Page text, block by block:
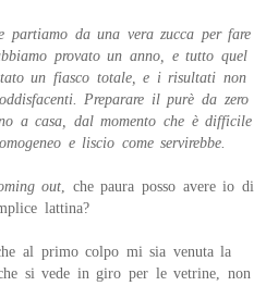
partiamo da una vera zucca per fare
provato un anno, e tutto quel
un fiasco totale, e i risultati non
Preparare il purè da zero
a casa, dal momento che è difficile
e liscio come servirebbe.
out , che paura posso avere io di
lattina?
al primo colpo mi sia venuta la
si vede in giro per le vetrine, non